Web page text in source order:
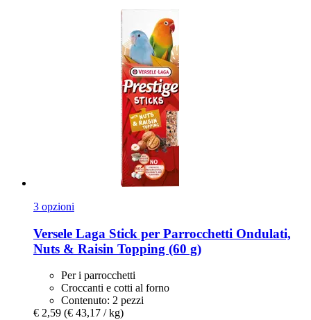
3 opzioni
Versele Laga Stick per Parrocchetti Ondulati,
Nuts & Raisin Topping (60 g)
Per i parrocchetti
Croccanti e cotti al forno
Contenuto: 2 pezzi
€ 2,59 (€ 43,17 / kg)